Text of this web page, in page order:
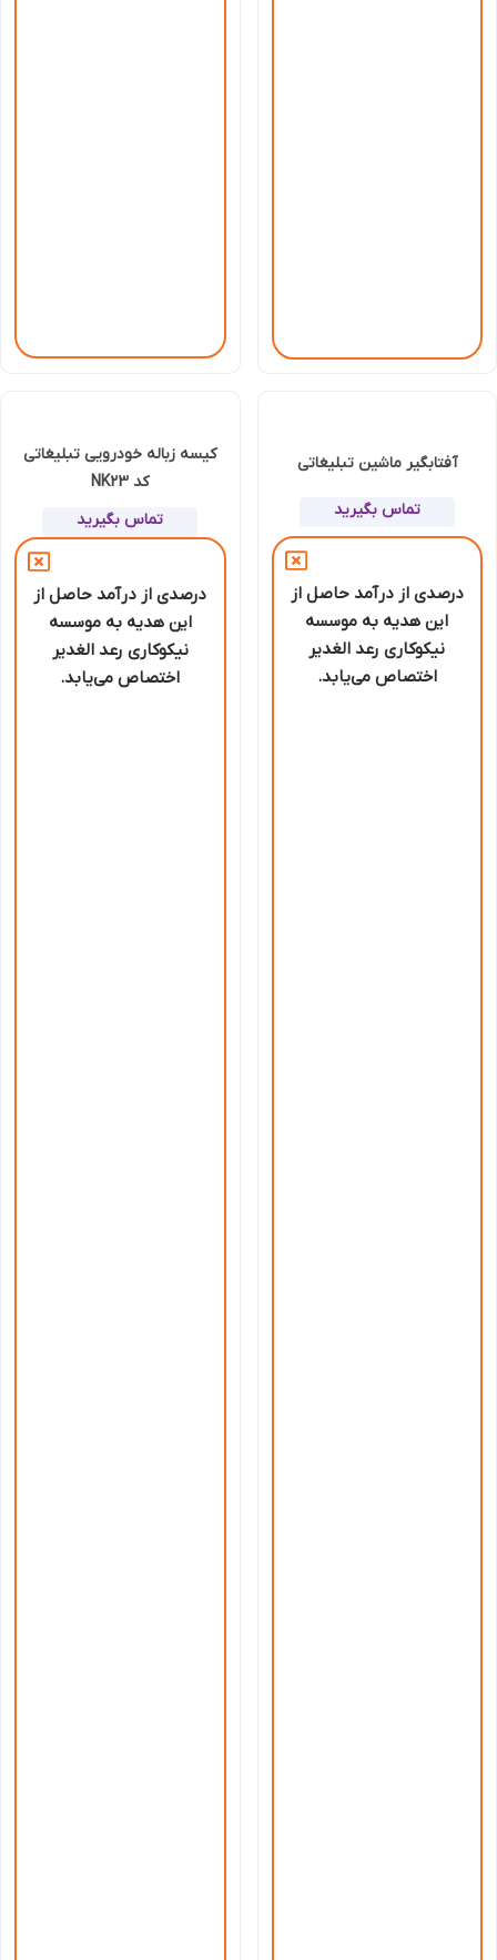
آفتابگیر ماشین تبلیغاتی
تماس بگیرید
درصدی از درآمد حاصل از
این هدیه به موسسه
نیکوکاری رعد الغدیر
اختصاص می‌یابد.
کیسه زباله خودرویی تبلیغاتی
کد NK23
تماس بگیرید
درصدی از درآمد حاصل از
این هدیه به موسسه
نیکوکاری رعد الغدیر
اختصاص می‌یابد.